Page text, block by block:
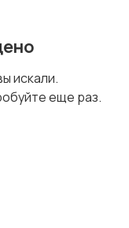
искали.
еще раз.